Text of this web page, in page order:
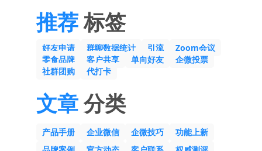
推荐标签
好友申请 群聊数据统计 引流
Zoom会议
零食品牌
客户共享 单向好友
企微投票
社群团购
代打卡
文章分类
产品手册 企业微信 企微技巧
功能上新